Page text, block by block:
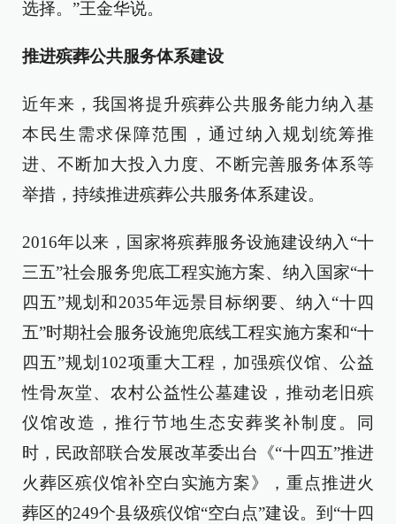
选择。”王金华说。
推进殡葬公共服务体系建设
近年来，我国将提升殡葬公共服务能力纳入基
本民生需求保障范围，通过纳入规划统筹推
进、不断加大投入力度、不断完善服务体系等
举措，持续推进殡葬公共服务体系建设。
2016年以来，国家将殡葬服务设施建设纳入“十
三五”社会服务兜底工程实施方案、纳入国家“十
四五”规划和2035年远景目标纲要、纳入“十四
五”时期社会服务设施兜底线工程实施方案和“十
四五”规划102项重大工程，加强殡仪馆、公益
性骨灰堂、农村公益性公墓建设，推动老旧殡
仪馆改造，推行节地生态安葬奖补制度。同
时，民政部联合发展改革委出台《“十四五”推进
火葬区殡仪馆补空白实施方案》，重点推进火
葬区的249个县级殡仪馆“空白点”建设。到“十四